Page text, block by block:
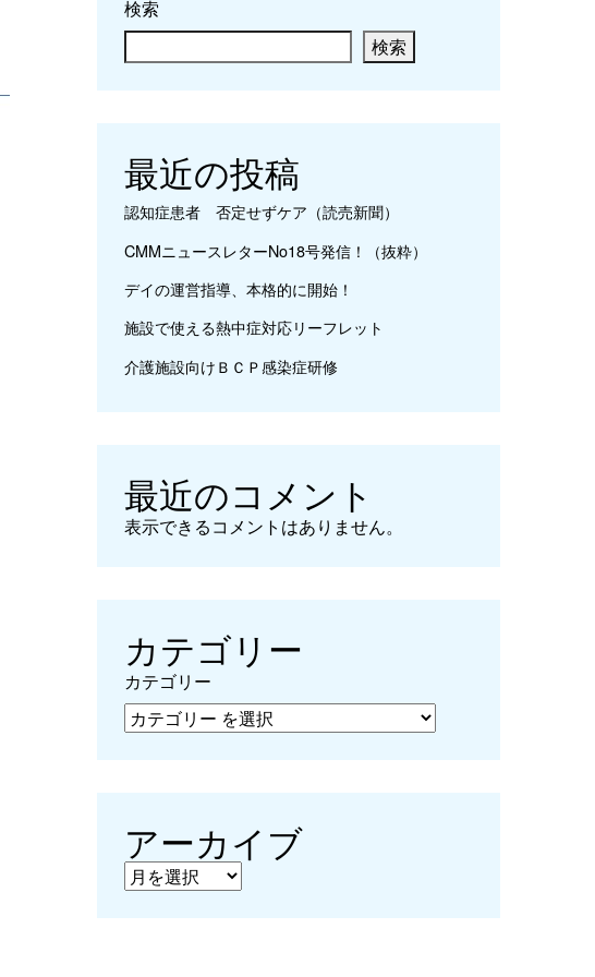
検索
検索
最近の投稿
認知症患者 否定せずケア（読売新聞）
CMMニュースレターNo18号発信！（抜粋）
デイの運営指導、本格的に開始！
施設で使える熱中症対応リーフレット
介護施設向けＢＣＰ感染症研修
最近のコメント
表示できるコメントはありません。
カテゴリー
カテゴリー
アーカイブ
アーカイブ